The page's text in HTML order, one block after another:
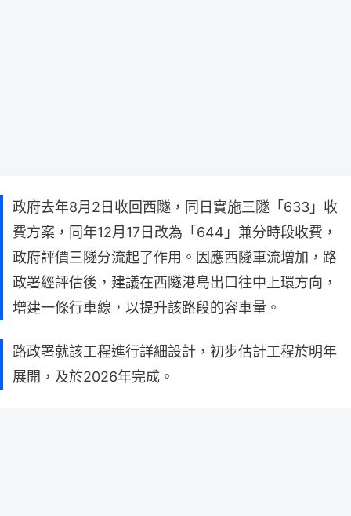
政府去年8月2日收回西隧，同日實施三隧「633」收
費方案，同年12月17日改為「644」兼分時段收費，
政府評價三隧分流起了作用。因應西隧車流增加，路
政署經評估後，建議在西隧港島出口往中上環方向，
增建一條行車線，以提升該路段的容車量。
路政署就該工程進行詳細設計，初步估計工程於明年
展開，及於2026年完成。